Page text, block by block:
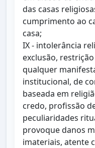
das casas
cumprimento ao
casa;
IX - intolerância
exclusão,
qualquer
institucional, de
baseada em
credo, profissão
peculiaridades
provoque danos
imateriais, atente